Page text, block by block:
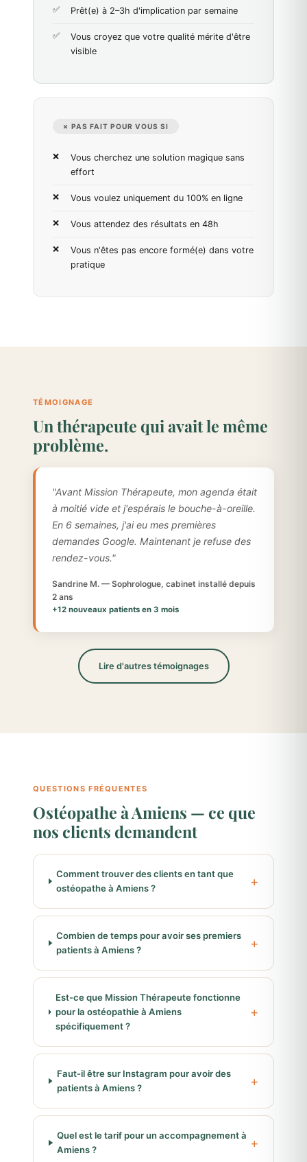
Prêt(e) à 2–3h d'implication par semaine
Vous croyez que votre qualité mérite d'être
visible
✗ PAS FAIT POUR VOUS SI
Vous cherchez une solution magique sans
effort
Vous voulez uniquement du 100% en ligne
Vous attendez des résultats en 48h
Vous n'êtes pas encore formé(e) dans votre
pratique
TÉMOIGNAGE
Un thérapeute qui avait le même
problème.
"Avant Mission Thérapeute, mon agenda était
à moitié vide et j'espérais le bouche-à-oreille.
En 6 semaines, j'ai eu mes premières
demandes Google. Maintenant je refuse des
rendez-vous."
Sandrine M. — Sophrologue, cabinet installé depuis
2 ans
+12 nouveaux patients en 3 mois
Lire d'autres témoignages
QUESTIONS FRÉQUENTES
Ostéopathe à Amiens — ce que
nos clients demandent
Comment trouver des clients en tant que
ostéopathe à Amiens ?
Combien de temps pour avoir ses premiers
patients à Amiens ?
Est-ce que Mission Thérapeute fonctionne
pour la ostéopathie à Amiens
spécifiquement ?
Faut-il être sur Instagram pour avoir des
patients à Amiens ?
Quel est le tarif pour un accompagnement à
Amiens ?